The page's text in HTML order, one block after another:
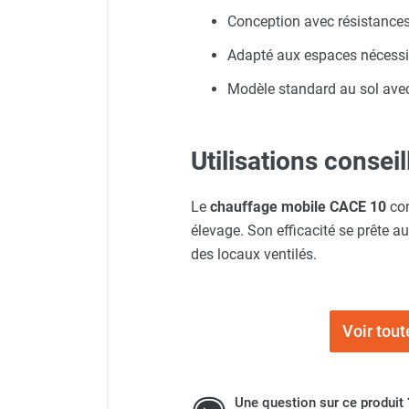
Chauffage FARM au gaz
Chauffage d'atelier granulés / bois /
Aérotherme électrique
Aérotherme au gaz
Aérotherme à eau chaude ou froide
Aérotherme pompe à chaleur
(détente directe)
étuvage industriel ou destruction
Conception avec
Adapté aux espaces
Modèle standard au sol
Utilisations
Le chauffage mobile CACE 10
élevage. Son efficacité se prête
des locaux ventilés.
Voir
Une question sur ce produit